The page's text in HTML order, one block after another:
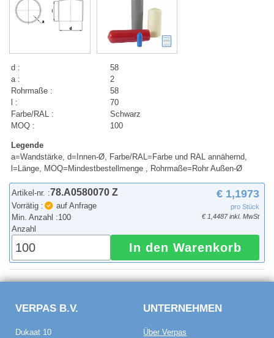
d :
58
a :
2
Rohrmaße :
58
l :
70
Farbe/RAL :
Schwarz
MOQ :
100
Legende
a=Wandstärke, d=Innen-Ø, Farbe/RAL=Farbe und RAL annähernd,
l=Länge, MOQ=Mindestbestellmenge , Rohrmaße=Rohr Außen-Ø
Artikel-nr. :78.A0580070 Z
Vorrätig :
auf Anfrage
Min. Anzahl :100
€ 1,1973
pro Stück
€ 1,4487 inkl. MwSt
Anzahl
In den Warenkorb
VERPAS B.V.
Dukaat 10
UNTERNEHMEN
Über Verpas